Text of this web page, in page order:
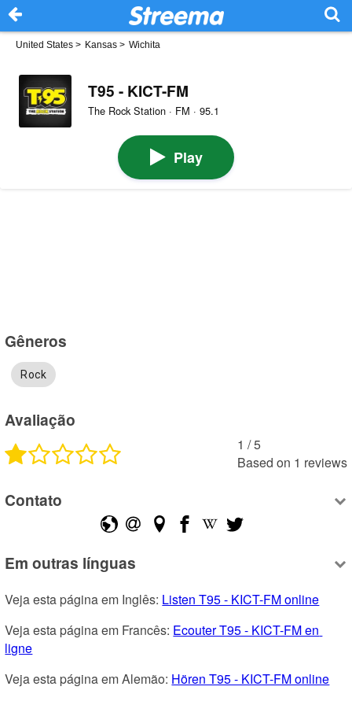
United States > Kansas > Wichita
T95 - KICT-FM
The Rock Station · FM · 95.1
Play
Gêneros
Rock
Avaliação
1 /5
Based on 1 reviews
Contato
Em outras línguas
Veja esta página em Inglês: Listen T95 - KICT-FM online
Veja esta página em Francês: Ecouter T95 - KICT-FM en
ligne
Veja esta página em Alemão: Hören T95 - KICT-FM online